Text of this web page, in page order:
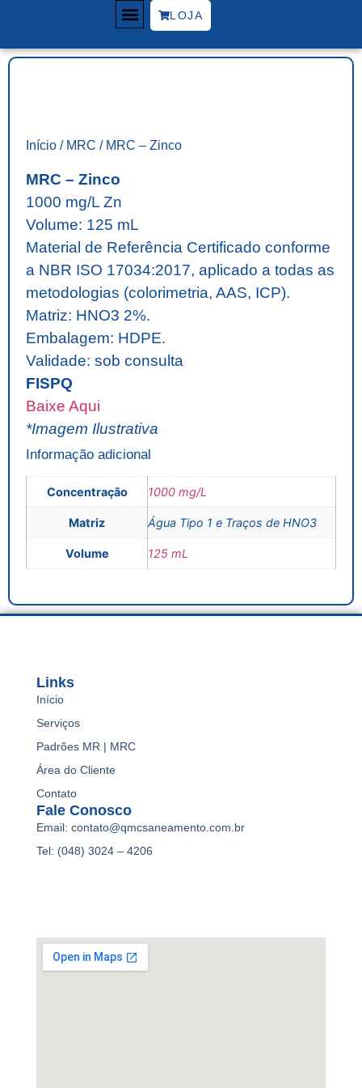
LOJA
Início / MRC / MRC – Zinco
MRC – Zinco
1000 mg/L Zn
Volume: 125 mL
Material de Referência Certificado conforme
a NBR ISO 17034:2017, aplicado a todas as
metodologias (colorimetria, AAS, ICP).
Matriz: HNO3 2%.
Embalagem: HDPE.
Validade: sob consulta
FISPQ
Baixe Aqui
*Imagem Ilustrativa
Informação adicional
Concentração 1000 mg/L
Matriz Água Tipo 1 e Traços de HNO3
Volume 125 mL
Links
Início
Serviços
Padrões MR | MRC
Área do Cliente
Contato
Fale Conosco
Email: contato@qmcsaneamento.com.br
Tel: (048) 3024 – 4206